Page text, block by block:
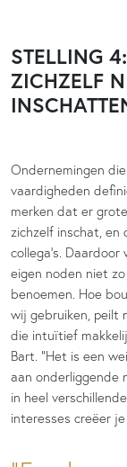
STELLING
ZICHZELF
Ondernemingen
vaardigheden
merken dat er
zichzelf inschat, en
collega’s.
eigen noden niet
benoemen. Hoe
wij gebruiken, peilt
die intuïtief
Bart. “Het is een
aan onderliggende
in heel
interesses creëer